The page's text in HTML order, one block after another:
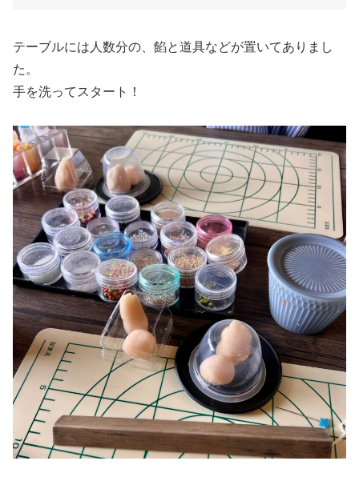
テーブルには人数分の、餡と道具などが置いてありまし
た。
手を洗ってスタート！